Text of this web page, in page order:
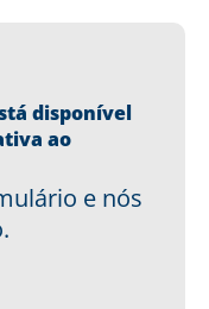
disponível
ao
e nós